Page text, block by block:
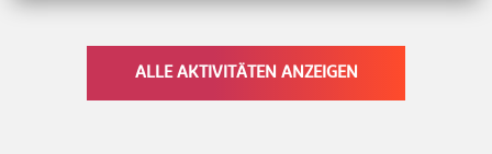
ALLE AKTIVITÄTEN ANZEIGEN